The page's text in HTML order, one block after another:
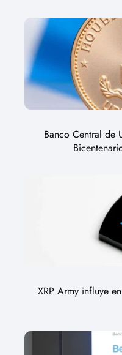
Banco Central de
XRP Army influye